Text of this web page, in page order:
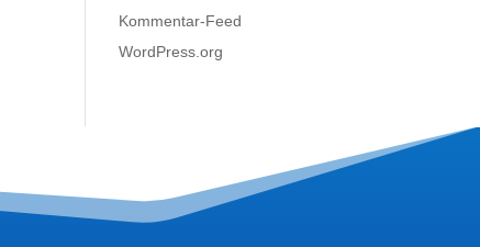
Kommentar-Feed
WordPress.org